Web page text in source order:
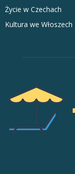
Życie w Czechach
Kultura we Włoszech